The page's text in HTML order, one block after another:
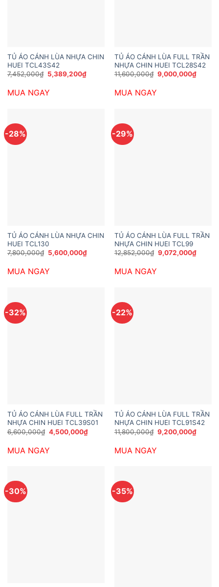
TỦ ÁO CÁNH LÙA NHỰA CHIN
HUEI TCL43S42
7,452,000₫ Giá
gốc
7,452,000₫.
5,389,200₫Giá
hiện
MUA NGAY
TỦ ÁO CÁNH LÙA FULL TRẦN
NHỰA CHIN HUEI TCL28S42
11,600,000₫ Giá
gốc
9,000,000₫Giá
hiện
MUA NGAY
-28%
TỦ ÁO CÁNH LÙA NHỰA CHIN
HUEI TCL130
7,800,000₫ Giá
gốc
7,800,000₫.
5,600,000₫Giá
hiện
MUA NGAY
-29%
TỦ ÁO CÁNH LÙA FULL TRẦN
NHỰA CHIN HUEI TCL99
12,852,000₫ Giá
gốc
9,072,000₫Giá
hiện
MUA NGAY
-32%
TỦ ÁO CÁNH LÙA FULL TRẦN
NHỰA CHIN HUEI TCL39S01
6,600,000₫ Giá
gốc
6,600,000₫.
4,500,000₫Giá
hiện
4,500,000₫.
MUA NGAY
-22%
TỦ ÁO CÁNH LÙA FULL TRẦN
NHỰA CHIN HUEI TCL91S42
11,800,000₫ Giá
gốc
9,200,000₫Giá
hiện
MUA NGAY
-30% -35%